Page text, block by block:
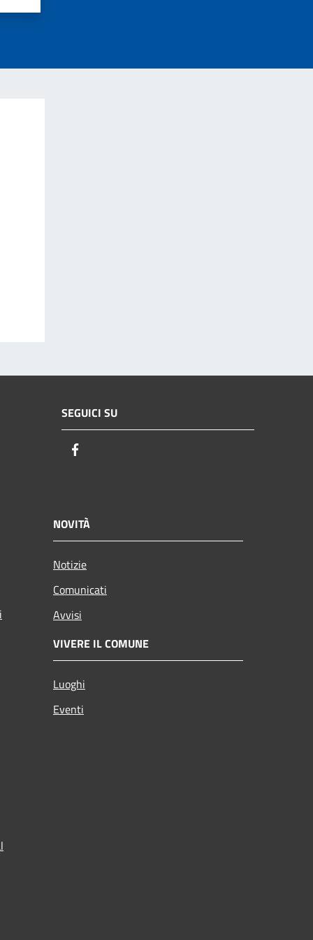
SEGUICI SU
NOVITÀ
Notizie
Comunicati
Avvisi
VIVERE IL COMUNE
Luoghi
Eventi